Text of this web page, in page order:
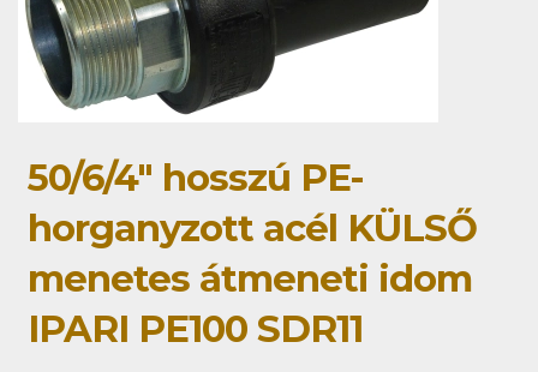
50/6/4" hosszú PE-
horganyzott acél KÜLSŐ
menetes átmeneti idom
IPARI PE100 SDR11